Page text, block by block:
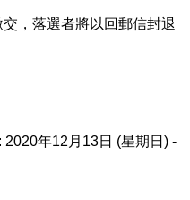
，落選者將以回郵信封退
: 2020年12月13日 (星期日) -